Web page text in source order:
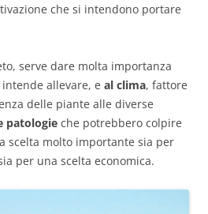
che si intendono portare
serve dare molta importanza
allevare, e al clima, fattore
delle piante alle diverse
patologie che potrebbero colpire
scelta molto importante sia per
per una scelta economica.